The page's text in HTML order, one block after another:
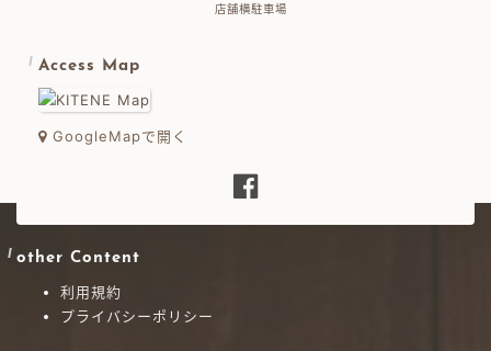
店舗横駐車場
Access Map
GoogleMapで開く
other Content
利用規約
プライバシーポリシー